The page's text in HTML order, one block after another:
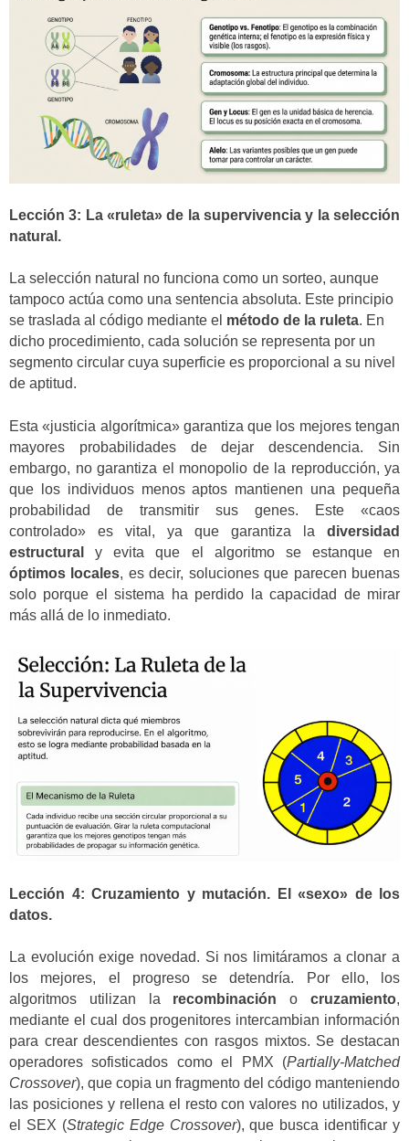
Lección 3: La «ruleta» de la supervivencia y la selección
natural.
La selección natural no funciona como un sorteo, aunque
tampoco actúa como una sentencia absoluta. Este principio
se traslada al código mediante el método de la ruleta. En
dicho procedimiento, cada solución se representa por un
segmento circular cuya superficie es proporcional a su nivel
de aptitud.
Esta «justicia algorítmica» garantiza que los mejores tengan
mayores probabilidades de dejar descendencia. Sin
embargo, no garantiza el monopolio de la reproducción, ya
que los individuos menos aptos mantienen una pequeña
probabilidad de transmitir sus genes. Este «caos
controlado» es vital, ya que garantiza la diversidad
estructural
y evita que el algoritmo se estanque en
óptimos locales, es decir, soluciones que parecen buenas
solo porque el sistema ha perdido la capacidad de mirar
más allá de lo inmediato.
Lección 4: Cruzamiento y mutación. El «sexo» de los
datos.
La evolución exige novedad. Si nos limitáramos a clonar a
los mejores, el progreso se detendría. Por ello, los
algoritmos utilizan la recombinación ocruzamiento,
mediante el cual dos progenitores intercambian información
para crear descendientes con rasgos mixtos. Se destacan
operadores sofisticados como el PMX (Partially-Matched
Crossover), que copia un fragmento del código manteniendo
las posiciones y rellena el resto con valores no utilizados, y
el SEX (Strategic Edge Crossover), que busca identificar y